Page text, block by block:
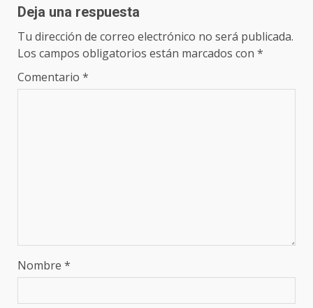
Deja una respuesta
Tu dirección de correo electrónico no será publicada.
Los campos obligatorios están marcados con *
Comentario *
Nombre *